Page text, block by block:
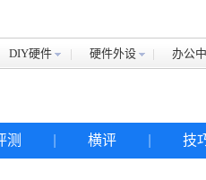
DIY硬件 硬件外设 办公
测 横评 技